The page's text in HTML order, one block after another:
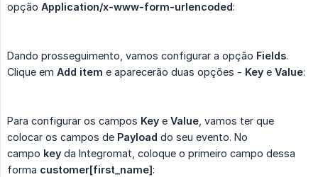
opção Application/x-www-form-urlencoded:
Dando prosseguimento, vamos configurar a opção Fields.
Clique em Add item e aparecerão duas opções - Key e Value:
Para configurar os campos Key e Value , vamos ter que
colocar os campos de Payload do seu evento. No
campo key da Integromat, coloque o primeiro campo dessa
forma customer[first_name]: